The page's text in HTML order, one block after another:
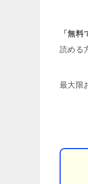
「無
読める
最大限